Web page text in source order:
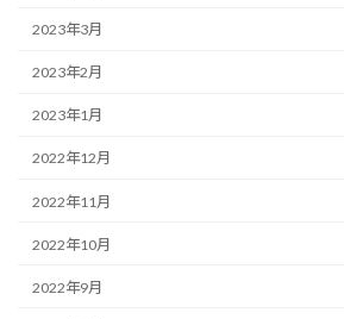
2023年3月
2023年2月
2023年1月
2022年12月
2022年11月
2022年10月
2022年9月